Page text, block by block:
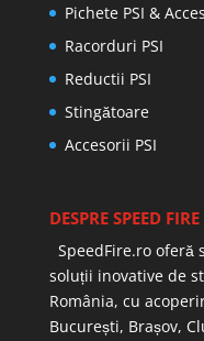
Pichete PSI &
Racorduri PSI
Reductii PSI
Stingătoare
Accesorii PSI
DESPRE SPEED FIRE
SpeedFire.ro oferă
soluții inovative de
România, cu
București, Brașov,